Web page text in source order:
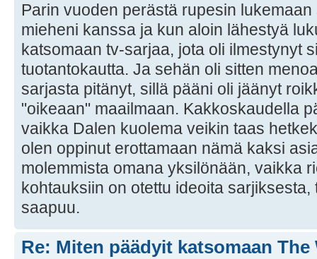
Parin vuoden perästä rupesin
mieheni kanssa ja kun aloin lähestyä
katsomaan tv-sarjaa, jota oli ilmestynyt
tuotantokautta. Ja sehän oli sitten
sarjasta pitänyt, sillä pääni oli jäänyt
"oikeaan" maailmaan. Kakkoskaudella
vaikka Dalen kuolema veikin taas
olen oppinut erottamaan nämä kaksi
molemmista omana yksilönään, vaikka
kohtauksiin on otettu ideoita
saapuu.
Re: Miten päädyit katsomaan The